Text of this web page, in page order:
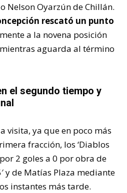
Nelson Oyarzún de Chillán.
rescató un punto
a la novena posición
aguarda al término
el segundo tiempo y
visita, ya que en poco más
fracción, los ‘Diablos
2 goles a 0 por obra de
y de Matías Plaza mediante
instantes más tarde.